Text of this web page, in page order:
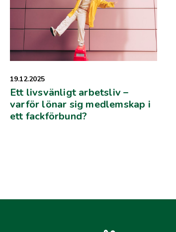
19.12.2025
Ett livsvänligt arbetsliv –
varför lönar sig medlemskap i
ett fackförbund?